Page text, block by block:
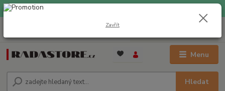
EXPRESNÍ DOPRAVA ZDARMA při nákupu nad 1000 Kč
Menu
Hledat
Zavřít